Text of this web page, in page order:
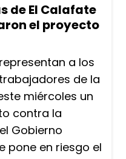
de El Calafate
el proyecto
a los
de la
miércoles un
contra la
Gobierno
pone en riesgo el